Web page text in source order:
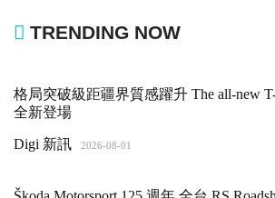
TRENDING NOW
格局突破級距疆界質感躍升 The all-new
全新登場
Digi 新訊 2026-08-01